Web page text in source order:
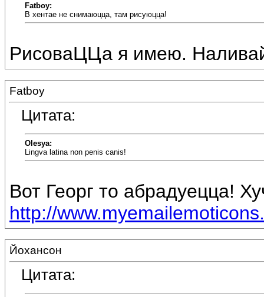
Fatboy:
В хентае не снимаюцца, там рисуюцца!
РисоваЦЦа я имею.
Fatboy
Цитата:
Olesya:
Lingva latina non penis canis!
Вот Георг то абрадуецца!
http://
Йохансон
Цитата: